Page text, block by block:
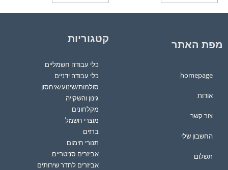
מפת האתר
homepage
אודות
צור קשר
החשבון שלי
תשלום
קטגוריות
כלי עבודה חשמליים
כלי עבודה ידניים
סולמות/שינוע/איחסון
גינון והשקייה
מקלחונים
מוצרי חשמל
ברזים
תנורי חימום
אביזרים סניטריים
אביזרים לחדר שירותים